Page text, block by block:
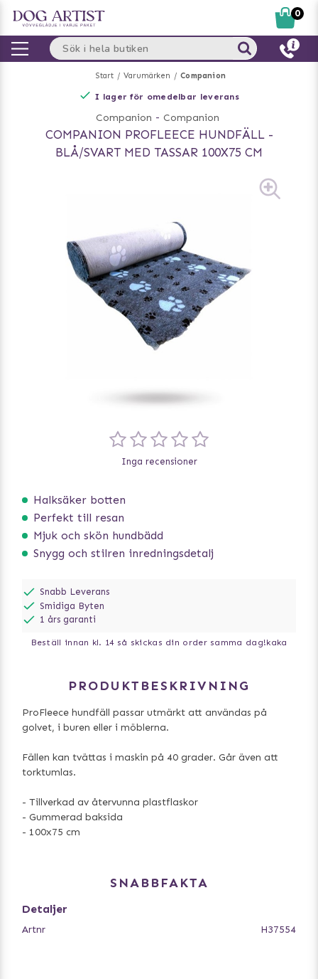
Start Varumärken Companion
I lager för omedelbar leverans
Companion - Companion
COMPANION PROFLEECE HUNDFÄLL -
BLÅ/SVART MED TASSAR 100X75 CM
Halksäker botten
Perfekt till resan
Mjuk och skön hundbädd
Snygg och stilren inredningsdetalj
Inga recensioner
Snabb Leverans
Smidiga Byten
1 års garanti
Beställ innan kl. 14 så skickas din order samma dag!kaka
PRODUKTBESKRIVNING
ProFleece hundfäll passar utmärkt att användas på
golvet, i buren eller i möblerna.
Fällen kan tvättas i maskin på 40 grader. Går även att
torktumlas.
- Tillverkad av återvunna plastflaskor
- Gummerad baksida
- 100x75 cm
SNABBFAKTA
Detaljer
Artnr H37554
0